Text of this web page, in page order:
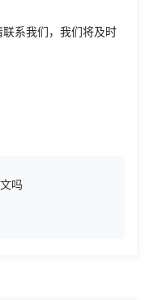
系我们，我们将及时
吗